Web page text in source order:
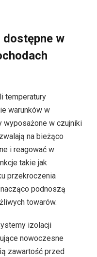
w
temperatury
warunków w
wyposażone w czujniki
na bieżąco
i reagować w
takie jak
przekroczenia
podnoszą
towarów.
izolacji
nowoczesne
zawartość przed